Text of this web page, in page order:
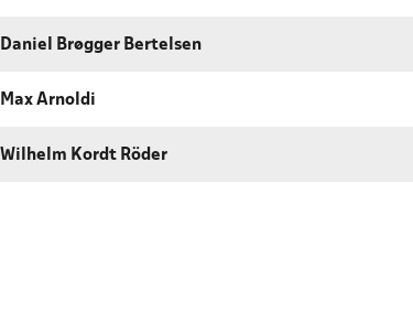
Daniel Brøgger Bertelsen
Max Arnoldi
Wilhelm Kordt Röder